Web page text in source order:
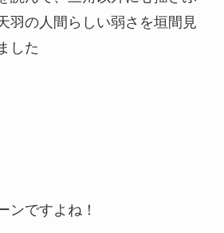
羽の人間らしい弱さを垣間見
した
ンですよね！